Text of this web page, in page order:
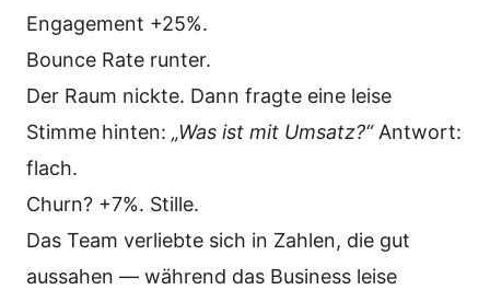
Engagement +25%.
Bounce Rate runter.
Der Raum nickte. Dann fragte eine leise
Stimme hinten: „Was ist mit Umsatz?“Antwort:
flach.
Churn? +7%. Stille.
Das Team verliebte sich in Zahlen, die gut
aussahen — während das Business leise